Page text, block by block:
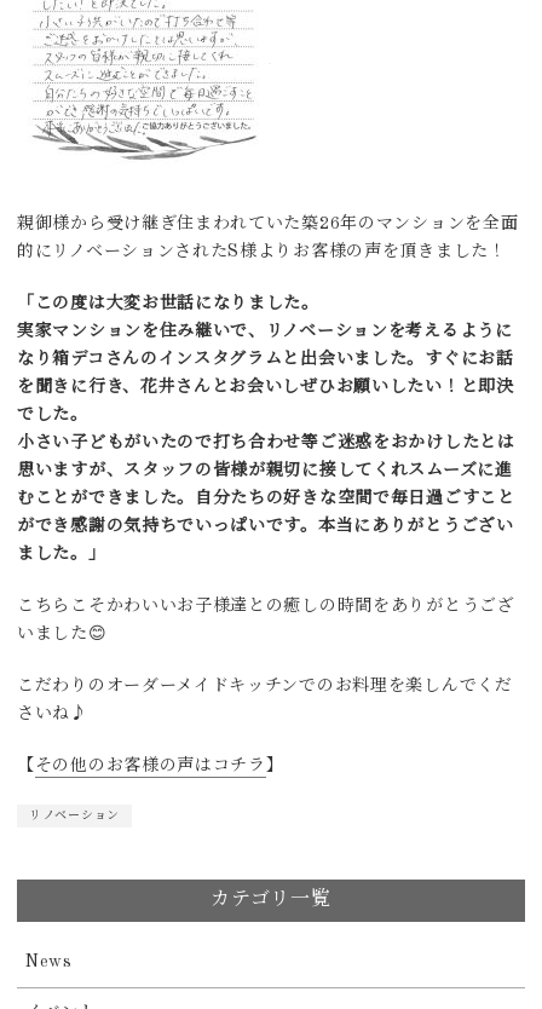
親御様から受け継ぎ住まわれていた築26年のマンションを全面
的にリノベーションされたS様よりお客様の声を頂きました！
「この度は大変お世話になりました。
実家マンションを住み継いで、リノベーションを考えるように
なり箱デコさんのインスタグラムと出会いました。すぐにお話
を聞きに行き、花井さんとお会いしぜひお願いしたい！と即決
でした。
小さい子どもがいたので打ち合わせ等ご迷惑をおかけしたとは
思いますが、スタッフの皆様が親切に接してくれスムーズに進
むことができました。自分たちの好きな空間で毎日過ごすこと
ができ感謝の気持ちでいっぱいです。本当にありがとうござい
ました。」
こちらこそかわいいお子様達との癒しの時間をありがとうござ
いました😊
こだわりのオーダーメイドキッチンでのお料理を楽しんでくだ
さいね♪
【 その他のお客様の声はコチラ 】
リノベーション
カテゴリ一覧
News